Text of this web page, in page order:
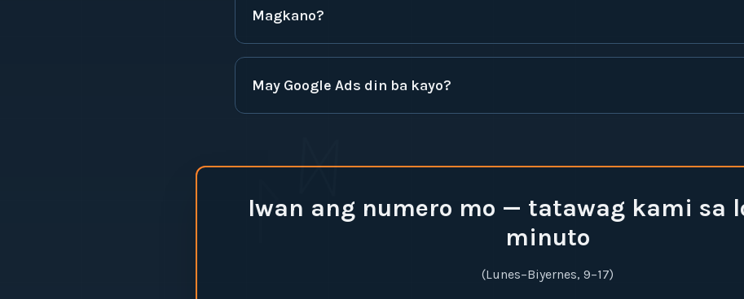
ᚹ
ᛞ
Magkano?
May Google Ads din ba kayo?
Iwan ang numero mo — tatawag kami sa
minuto
(Lunes–Biyernes, 9–17)